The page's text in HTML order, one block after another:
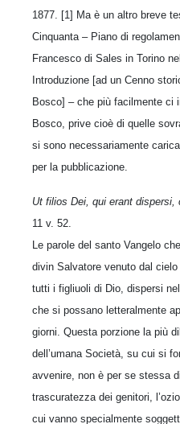
1877. [1] Ma è un altro breve
Cinquanta – Piano di
Francesco di Sales in Torino
Introduzione [ad un Cenno
Bosco] – che più facilmente ci
Bosco, prive cioè di quelle
si sono necessariamente
per la pubblicazione.
Ut filios Dei, qui erant dispersi,
11 v. 52.
Le parole del santo Vangelo
divin Salvatore venuto dal
tutti i figliuoli di Dio, dispersi
che si possano letteralmente
giorni. Questa porzione la più
dell’umana Società, su cui si
avvenire, non è per se stessa
trascuratezza dei genitori,
cui vanno specialmente